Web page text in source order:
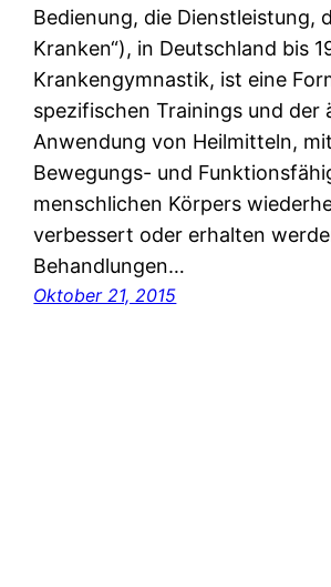
Bedienung, die Dienstleistung,
Kranken“), in Deutschland bis
Krankengymnastik, ist eine
spezifischen Trainings und der
Anwendung von Heilmitteln,
Bewegungs- und
menschlichen Körpers
verbessert oder erhalten
Behandlungen…
Oktober 21, 2015